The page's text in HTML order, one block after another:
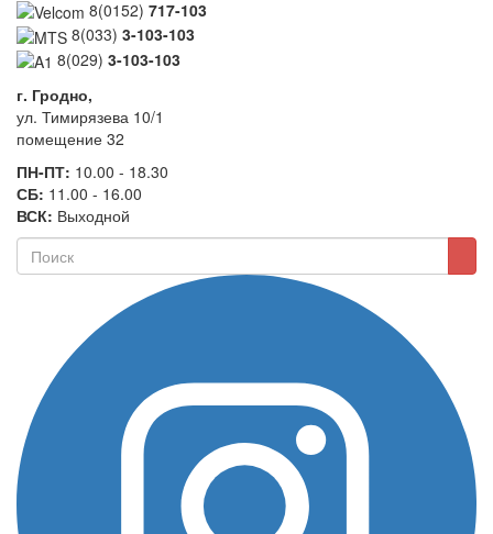
8(0152) 717-103
8(033) 3-103-103
8(029) 3-103-103
г. Гродно,
ул. Тимирязева 10/1
помещение 32
ПН-ПТ: 10.00 - 18.30
СБ: 11.00 - 16.00
ВСК: Выходной